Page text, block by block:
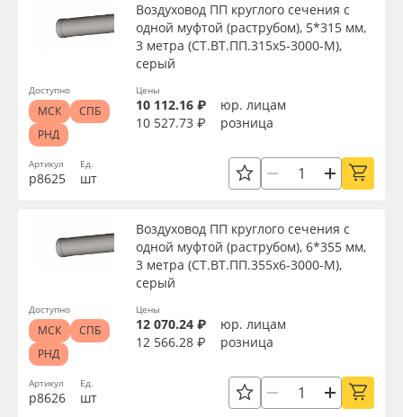
Артикул
р8625
Воздуховод ПП круглого сечения с
одной муфтой (раструбом), 5*315 мм,
3 метра (СТ.ВТ.ПП.315х5-3000-М),
серый
Ед.
шт
Цены
10 112.16 ₽
юр. лицам
10 527.73 ₽
розница
Доступно
МСК
СПБ
РНД
Артикул
р8626
Воздуховод ПП круглого сечения с
одной муфтой (раструбом), 6*355 мм,
3 метра (СТ.ВТ.ПП.355х6-3000-М),
серый
Ед.
шт
Цены
12 070.24 ₽
юр. лицам
12 566.28 ₽
розница
Доступно
МСК
СПБ
РНД